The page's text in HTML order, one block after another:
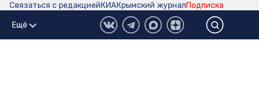
Подписка
Крымский журнал
КИА
Связаться с редакцией
Ещё